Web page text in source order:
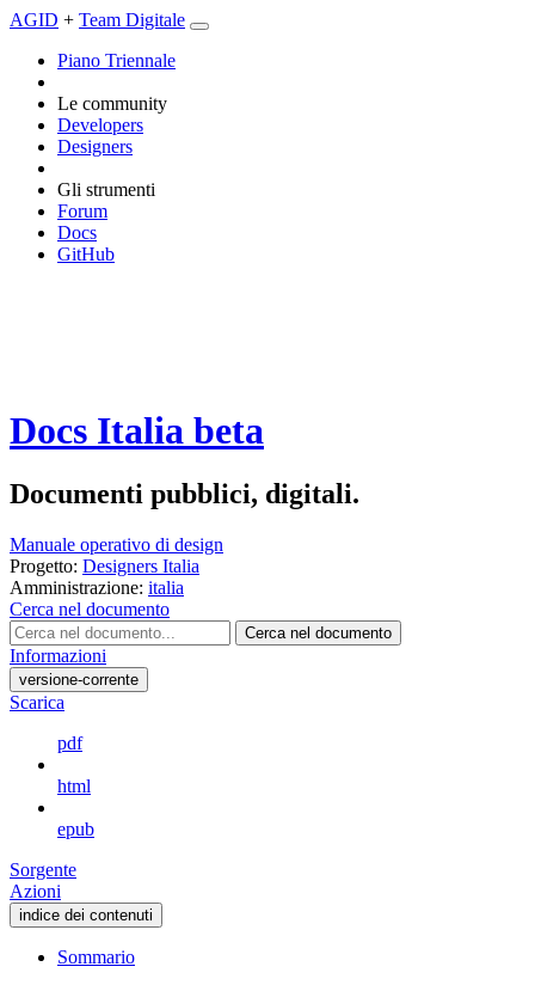
AGID + Team Digitale
Piano Triennale
Le community
Developers
Designers
Gli strumenti
Forum
Docs
GitHub
Docs Italia beta
Documenti pubblici, digitali.
Manuale operativo di design
Progetto: Designers Italia
Amministrazione: italia
Cerca nel documento
Cerca nel documento
Informazioni
versione-corrente
Scarica
pdf
html
epub
Sorgente
Azioni
indice dei contenuti
Sommario